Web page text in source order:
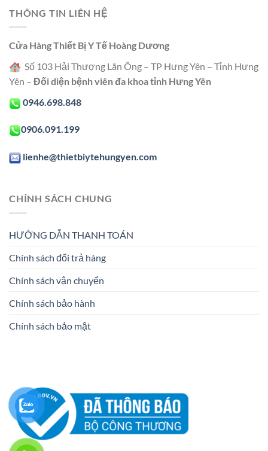
THÔNG TIN LIÊN HỆ
Cửa Hàng Thiết Bị Y Tế Hoàng Dương
Số 103 Hải Thượng Lãn Ông – TP Hưng Yên – Tỉnh Hưng
Yên – Đối diện bệnh viên đa khoa tỉnh Hưng Yên
0946.698.848
0906.091.199
lienhe@thietbiytehungyen.com
CHÍNH SÁCH CHUNG
HƯỚNG DẪN THANH TOÁN
Chính sách đổi trả hàng
Chính sách vận chuyển
Chính sách bảo hành
Chính sách bảo mật